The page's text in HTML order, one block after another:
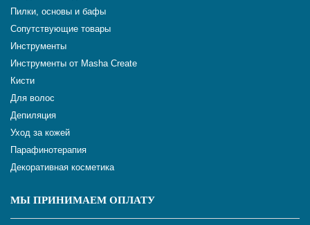
Пилки, основы и бафы
Сопутствующие товары
Инструменты
Инструменты от Masha Create
Кисти
Для волос
Депиляция
Уход за кожей
Парафинотерапия
Декоративная косметика
МЫ ПРИНИМАЕМ ОПЛАТУ